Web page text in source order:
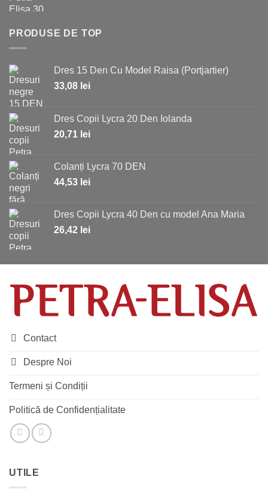
PRODUSE DE TOP
Dres 15 Den Cu Model Raisa (Portjartier)
33,08 lei
Dres Copii Lycra 20 Den Iolanda
20,71 lei
Colanți Lycra 70 DEN
44,53 lei
Dres Copii Lycra 40 Den cu model Ana Maria
26,42 lei
Contact
Despre Noi
Termeni și Condiții
Politică de Confidențialitate
UTILE